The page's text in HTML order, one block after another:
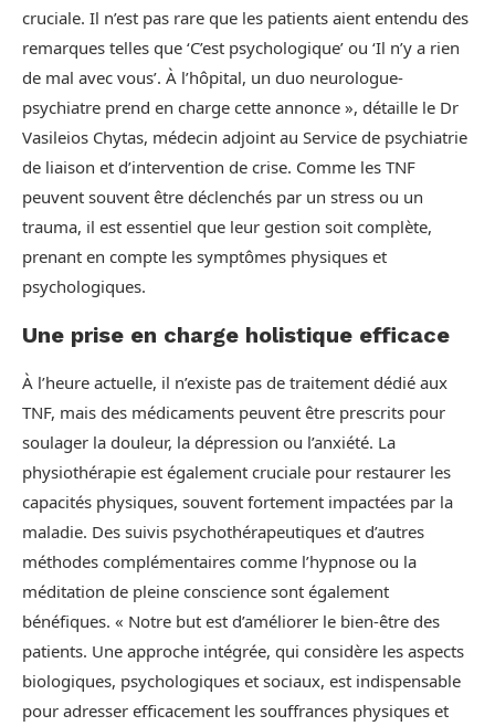
cruciale. Il n’est pas rare que les patients aient entendu des
remarques telles que ‘C’est psychologique’ ou ‘Il n’y a rien
de mal avec vous’. À l’hôpital, un duo neurologue-
psychiatre prend en charge cette annonce », détaille le Dr
Vasileios Chytas, médecin adjoint au Service de psychiatrie
de liaison et d’intervention de crise. Comme les TNF
peuvent souvent être déclenchés par un stress ou un
trauma, il est essentiel que leur gestion soit complète,
prenant en compte les symptômes physiques et
psychologiques.
Une prise en charge holistique efficace
À l’heure actuelle, il n’existe pas de traitement dédié aux
TNF, mais des médicaments peuvent être prescrits pour
soulager la douleur, la dépression ou l’anxiété. La
physiothérapie est également cruciale pour restaurer les
capacités physiques, souvent fortement impactées par la
maladie. Des suivis psychothérapeutiques et d’autres
méthodes complémentaires comme l’hypnose ou la
méditation de pleine conscience sont également
bénéfiques. « Notre but est d’améliorer le bien-être des
patients. Une approche intégrée, qui considère les aspects
biologiques, psychologiques et sociaux, est indispensable
pour adresser efficacement les souffrances physiques et